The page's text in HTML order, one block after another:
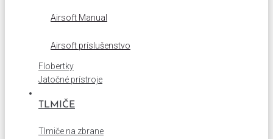
Airsoft Manual
Airsoft príslušenstvo
Flobertky
Jatočné prístroje
TLMIČE
Tlmiče na zbrane